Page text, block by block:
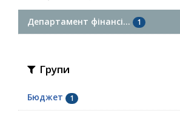
Департамент фінансі... 1
Групи
Бюджет 1